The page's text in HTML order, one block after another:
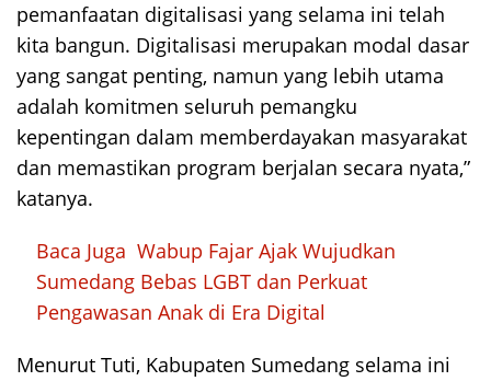
pemanfaatan digitalisasi yang selama ini telah
kita bangun. Digitalisasi merupakan modal dasar
yang sangat penting, namun yang lebih utama
adalah komitmen seluruh pemangku
kepentingan dalam memberdayakan masyarakat
dan memastikan program berjalan secara nyata,”
katanya.
Baca Juga Wabup Fajar Ajak Wujudkan
Sumedang Bebas LGBT dan Perkuat
Pengawasan Anak di Era Digital
Menurut Tuti, Kabupaten Sumedang selama ini